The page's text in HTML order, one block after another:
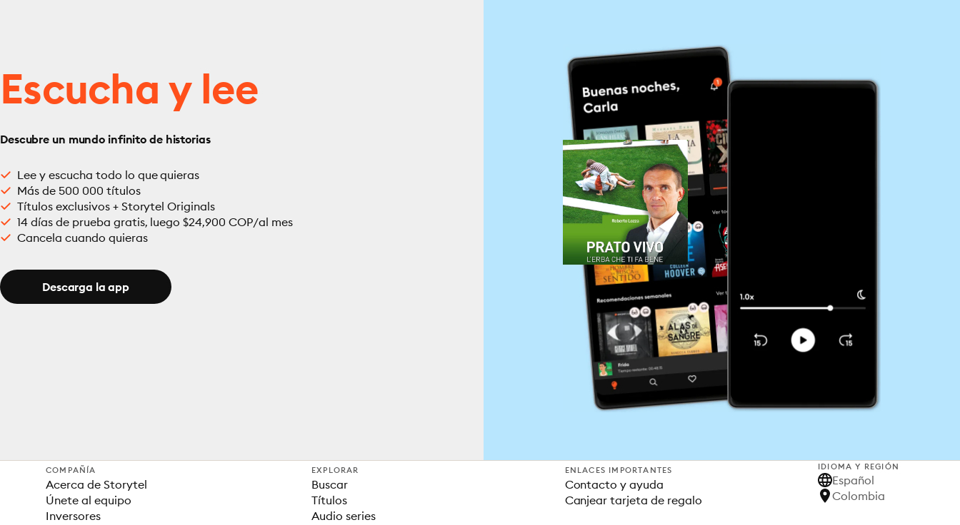
Escucha y lee
Descubre un mundo infinito de historias
Lee y escucha todo lo que quieras
Más de 500 000 títulos
Títulos exclusivos + Storytel Originals
14 días de prueba gratis, luego $24,900 COP/al mes
Cancela cuando quieras
Descarga la app
COMPAÑÍA
Acerca de Storytel
Únete al equipo
Inversores
EXPLORAR
Buscar
Títulos
Audio series
ENLACES IMPORTANTES
Contacto y ayuda
Canjear tarjeta de regalo
IDIOMA Y REGIÓN
Español
Colombia